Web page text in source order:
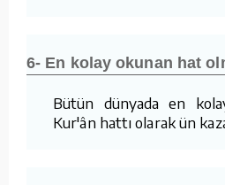
6- En kolay okunan hat
Bütün dünyada en
Kur'ân hattı olarak ün